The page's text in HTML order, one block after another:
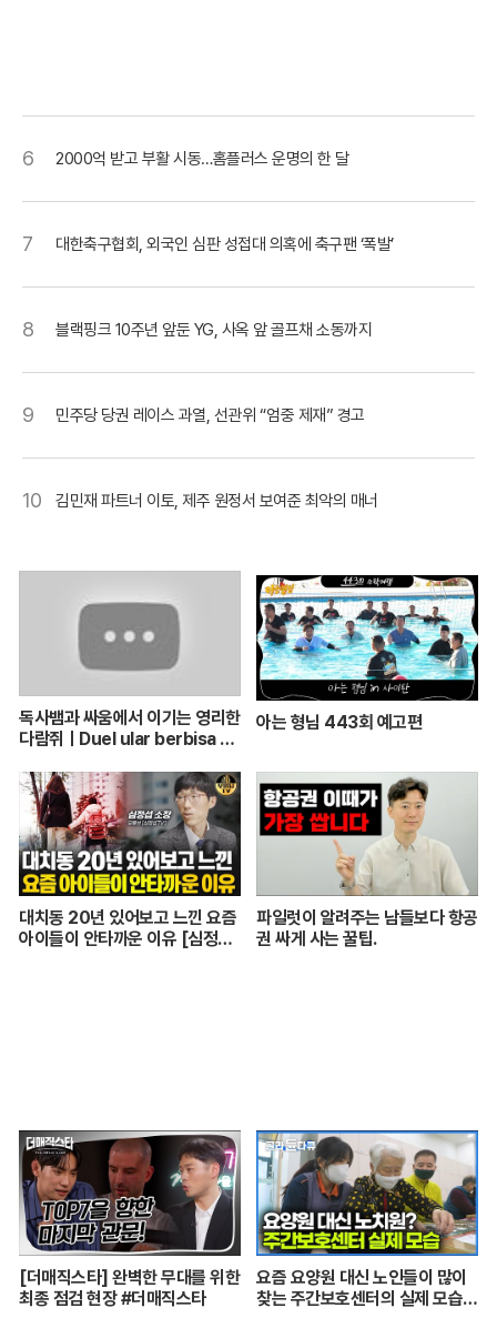
6 2000억 받고 부활 시동…홈플러스 운명의 한 달
7 대한축구협회, 외국인 심판 성접대 의혹에 축구팬 ‘폭발’
8 블랙핑크 10주년 앞둔 YG, 사옥 앞 골프채 소동까지
9 민주당 당권 레이스 과열, 선관위 “엄중 제재” 경고
10 김민재 파트너 이토, 제주 원정서 보여준 최악의 매너
독사뱀과 싸움에서 이기는 영리한
다람쥐ㅣDuel ular berbisa da
운 동물싸움
아는 형님 443회 예고편
대치동 20년 있어보고 느낀 요즘
아이들이 안타까운 이유 [심정섭
파일럿이 알려주는 남들보다 항공
권 싸게 사는 꿀팁.
[더매직스타] 완벽한 무대를 위한
최종 점검 현장 #더매직스타
요즘 요양원 대신 노인들이 많이
찾는 주간보호센터의 실제 모습